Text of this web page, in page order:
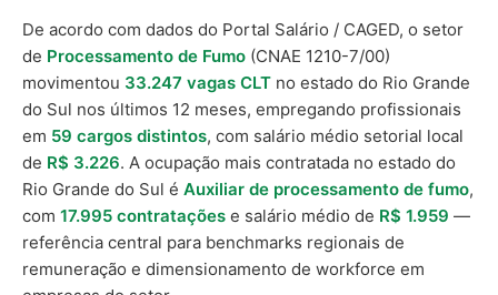
De acordo com dados do Portal Salário / CAGED, o setor
de Processamento de Fumo (CNAE 1210-7/00)
movimentou 33.247 vagas CLT no estado do Rio Grande
do Sul nos últimos 12 meses, empregando profissionais
em 59 cargos distintos, com salário médio setorial local
de R$ 3.226. A ocupação mais contratada no estado do
Rio Grande do Sul é Auxiliar de processamento de fumo,
com 17.995 contratações e salário médio de R$ 1.959 —
referência central para benchmarks regionais de
remuneração e dimensionamento de workforce em